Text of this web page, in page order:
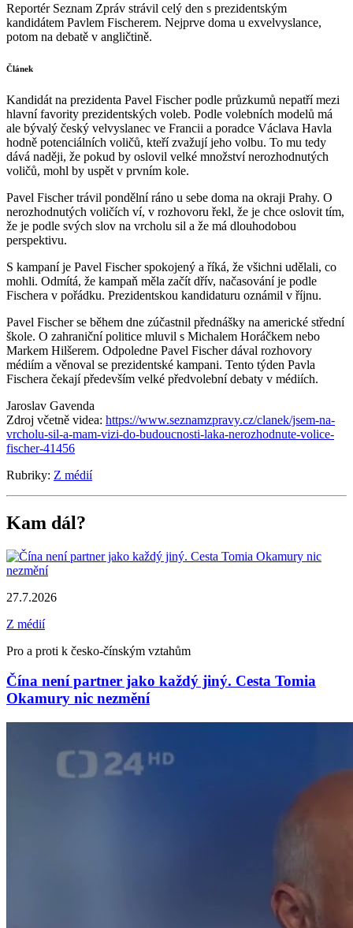
Reportér Seznam Zpráv strávil celý den s prezidentským
kandidátem Pavlem Fischerem. Nejprve doma u exvelvyslance,
potom na debatě v angličtině.
Článek
Kandidát na prezidenta Pavel Fischer podle průzkumů nepatří mezi
hlavní favority prezidentských voleb. Podle volebních modelů má
ale bývalý český velvyslanec ve Francii a poradce Václava Havla
hodně potenciálních voličů, kteří zvažují jeho volbu. To mu tedy
dává naději, že pokud by oslovil velké množství nerozhodnutých
voličů, mohl by uspět v prvním kole.
Pavel Fischer trávil pondělní ráno u sebe doma na okraji Prahy. O
nerozhodnutých voličích ví, v rozhovoru řekl, že je chce oslovit tím,
že je podle svých slov na vrcholu sil a že má dlouhodobou
perspektivu.
S kampaní je Pavel Fischer spokojený a říká, že všichni udělali, co
mohli. Odmítá, že kampaň měla začít dřív, načasování je podle
Fischera v pořádku. Prezidentskou kandidaturu oznámil v říjnu.
Pavel Fischer se během dne zúčastnil přednášky na americké střední
škole. O zahraniční politice mluvil s Michalem Horáčkem nebo
Markem Hilšerem. Odpoledne Pavel Fischer dával rozhovory
médiím a věnoval se prezidentské kampani. Tento týden Pavla
Fischera čekají především velké předvolební debaty v médiích.
Jaroslav Gavenda
Zdroj včetně videa: https://www.seznamzpravy.cz/clanek/jsem-na-
vrcholu-sil-a-mam-vizi-do-budoucnosti-laka-nerozhodnute-volice-
fischer-41456
Rubriky: Z médií
Kam dál?
27.7.2026
Z médií
Pro a proti k česko-čínským vztahům
Čína není partner jako každý jiný. Cesta Tomia
Okamury nic nezmění